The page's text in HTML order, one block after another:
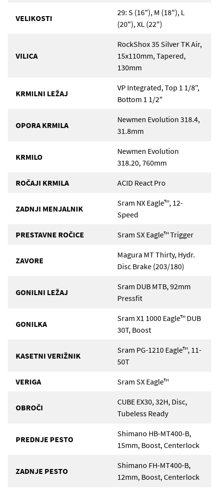
VELIKOSTI
29: S (16"), M (18"), L
(20"), XL (22")
VILICA
RockShox 35 Silver TK Air,
15x110mm, Tapered,
130mm
KRMILNI LEŽAJ
VP Integrated, Top 1 1/8",
Bottom 1 1/2"
OPORA KRMILA
Newmen Evolution 318.4,
31.8mm
KRMILO
Newmen Evolution
318.20, 760mm
ROČAJI KRMILA ACID React Pro
ZADNJI MENJALNIK
Sram NX Eagle™, 12-
Speed
PRESTAVNE ROČICE Sram SX Eagle™ Trigger
ZAVORE
Magura MT Thirty, Hydr.
Disc Brake (203/180)
GONILNI LEŽAJ
Sram DUB MTB, 92mm
Pressfit
GONILKA
Sram X1 1000 Eagle™ DUB
30T, Boost
KASETNI VERIŽNIK
Sram PG-1210 Eagle™, 11-
50T
VERIGA Sram SX Eagle™
OBROČI
CUBE EX30, 32H, Disc,
Tubeless Ready
PREDNJE PESTO
Shimano HB-MT400-B,
15mm, Boost, Centerlock
ZADNJE PESTO
Shimano FH-MT400-B,
12mm, Boost, Centerlock